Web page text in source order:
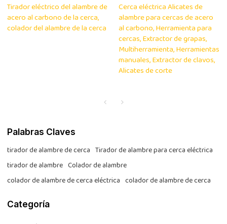
Tirador eléctrico del alambre de
acero al carbono de la cerca,
colador del alambre de la cerca
Cerca eléctrica Alicates de
alambre para cercas de acero
al carbono, Herramienta para
cercas, Extractor de grapas,
Multiherramienta, Herramientas
manuales, Extractor de clavos,
Alicates de corte
Palabras Claves
tirador de alambre de cerca Tirador de alambre para cerca eléctrica
tirador de alambre Colador de alambre
colador de alambre de cerca eléctrica colador de alambre de cerca
Categoría